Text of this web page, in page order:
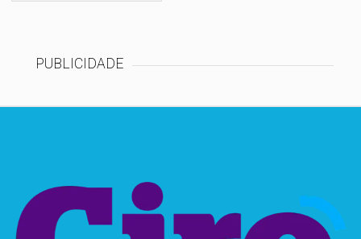
PUBLICIDADE